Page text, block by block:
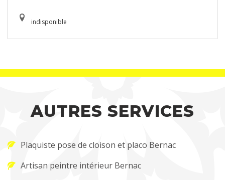
indisponible
AUTRES SERVICES
Plaquiste pose de cloison et placo Bernac
Artisan peintre intérieur Bernac